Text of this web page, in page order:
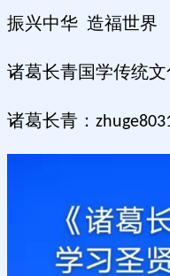
振兴中华 造福世界
诸葛长青国学传统
诸葛长青：